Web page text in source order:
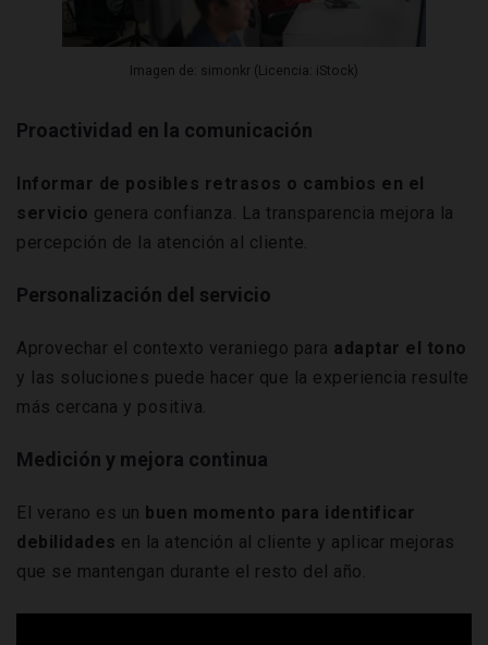
Imagen de: simonkr (Licencia: iStock)
Proactividad en la comunicación
Informar de posibles retrasos o cambios en el
servicio genera confianza. La transparencia mejora la
percepción de la atención al cliente.
Personalización del servicio
Aprovechar el contexto veraniego para adaptar el tono
y las soluciones puede hacer que la experiencia resulte
más cercana y positiva.
Medición y mejora continua
El verano es un buen momento para identificar
debilidades en la atención al cliente y aplicar mejoras
que se mantengan durante el resto del año.